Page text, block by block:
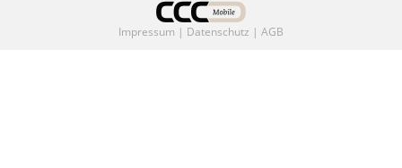
Impressum | Datenschutz | AGB